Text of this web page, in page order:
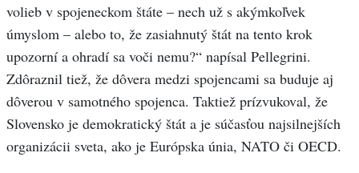
volieb v spojeneckom štáte – nech už s akýmkoľvek
úmyslom – alebo to, že zasiahnutý štát na tento krok
upozorní a ohradí sa voči nemu?“ napísal Pellegrini.
Zdôraznil tiež, že dôvera medzi spojencami sa buduje aj
dôverou v samotného spojenca. Taktiež prízvukoval, že
Slovensko je demokratický štát a je súčasťou najsilnejších
organizácii sveta, ako je Európska únia, NATO či OECD.